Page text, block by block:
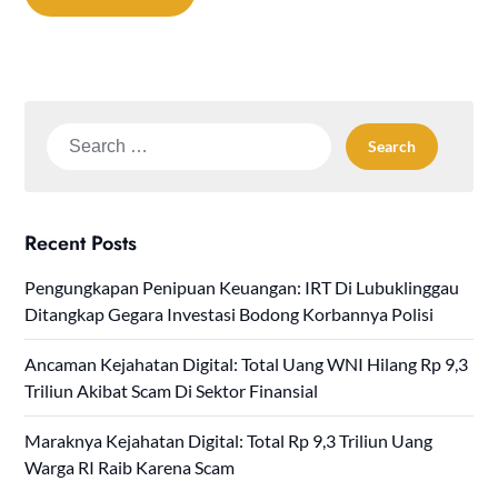
Search
Recent Posts
Pengungkapan Penipuan Keuangan: IRT Di Lubuklinggau
Ditangkap Gegara Investasi Bodong Korbannya Polisi
Ancaman Kejahatan Digital: Total Uang WNI Hilang Rp 9,3
Triliun Akibat Scam Di Sektor Finansial
Maraknya Kejahatan Digital: Total Rp 9,3 Triliun Uang
Warga RI Raib Karena Scam